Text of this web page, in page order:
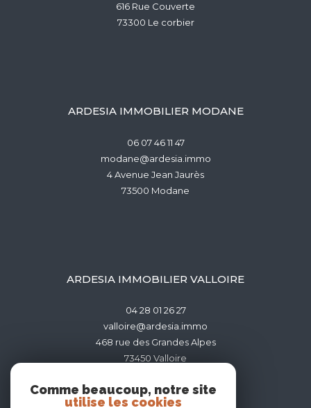
616 Rue Couverte
73300
le corbier
ARDESIA IMMOBILIER MODANE
06 07 46 11 47
modane@ardesia.immo
4 Avenue Jean Jaurès
73500
modane
ARDESIA IMMOBILIER VALLOIRE
04 28 01 26 27
valloire@ardesia.immo
468 rue des Grandes Alpes
73450
valloire
Comme beaucoup, notre site
utilise les cookies